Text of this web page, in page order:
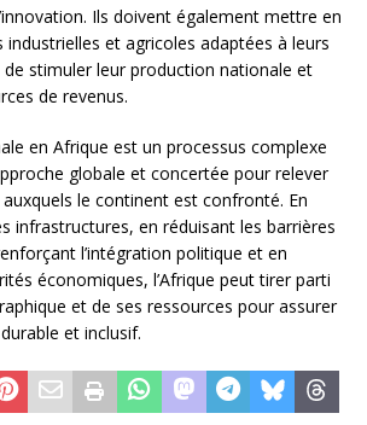
Ils doivent également mettre en
industrielles et agricoles adaptées à leurs
stimuler leur production nationale et
de revenus.
en Afrique est un processus complexe
globale et concertée pour relever
le continent est confronté. En
infrastructures, en réduisant les barrières
l’intégration politique et en
économiques, l’Afrique peut tirer parti
et de ses ressources pour assurer
et inclusif.